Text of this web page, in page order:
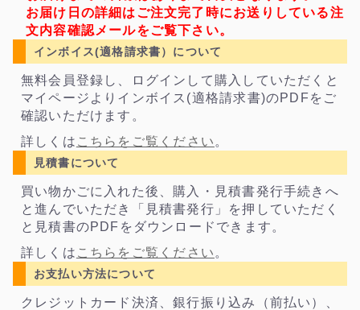
お届け日の詳細はご注文完了時にお送りしている注
文内容確認メールをご覧下さい。
インボイス(適格請求書）について
無料会員登録し、ログインして購入していただくと
マイページよりインボイス(適格請求書)のPDFをご
確認いただけます。
詳しくは こちらをご覧ください 。
見積書について
買い物かごに入れた後、購入・見積書発行手続きへ
と進んでいただき「見積書発行」を押していただく
と見積書のPDFをダウンロードできます。
詳しくは こちらをご覧ください 。
お支払い方法について
クレジットカード決済、銀行振り込み（前払い）、